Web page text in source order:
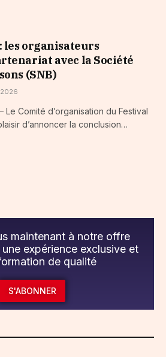
les organisateurs
avec la Société
(SNB)
2026
Le Comité d’organisation du Festival
d’annoncer la conclusion…
maintenant à notre offre
expérience exclusive et
de qualité
S'ABONNER